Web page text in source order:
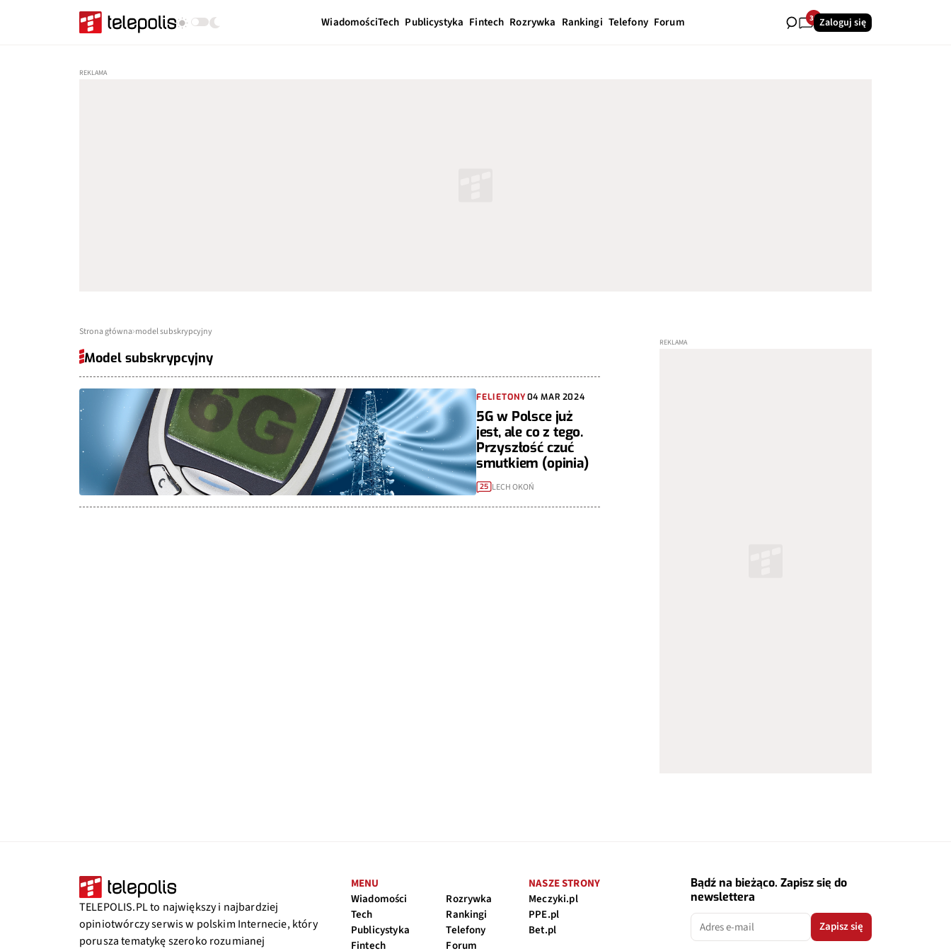
WiadomościTech Publicystyka Fintech Rozrywka Rankingi Telefony Forum 30Zaloguj się
Strona główna model subskrypcyjny
Model subskrypcyjny
FELIETONY04 MAR 2024
5G w Polsce już
jest, ale co z tego.
Przyszłość czuć
smutkiem (opinia)
25 LECH OKOŃ
TELEPOLIS.PL to największy i najbardziej
opiniotwórczy serwis w polskim Internecie, który
porusza tematykę szeroko rozumianej
MENU
Wiadomości
Tech
Publicystyka
Fintech
Rozrywka
Rankingi
Telefony
Forum
NASZE STRONY
Meczyki.pl
PPE.pl
Bet.pl
Bądź na bieżąco. Zapisz się do
newslettera
Zapisz się